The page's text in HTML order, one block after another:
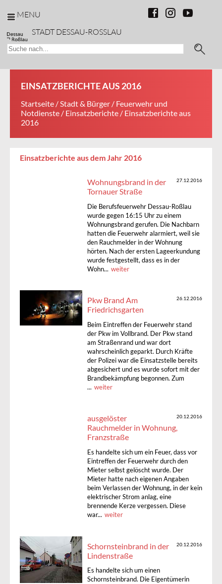
MENU
STADT DESSAU-ROSSLAU
EINSATZBERICHTE AUS 2016
Startseite /Stadt & Bürger / Feuerwehr und
Notdienste / Einsatzberichte / Einsatzberichte aus
2016
Einsatzberichte aus dem Jahr 2016
27.12.2016
Wohnungsbrand in der
Tornauer Straße
Die Berufsfeuerwehr Dessau-Roßlau
wurde gegen 16:15 Uhr zu einem
Wohnungsbrand gerufen. Die Nachbarn
hatten die Feuerwehr alarmiert, weil sie
den Rauchmelder in der Wohnung
hörten. Nach der ersten Lageerkundung
wurde festgestellt, dass es in der
Wohn... weiter
26.12.2016
Pkw Brand Am
Friedrichsgarten
Beim Eintreffen der Feuerwehr stand
der Pkw im Vollbrand. Der Pkw stand
am Straßenrand und war dort
wahrscheinlich geparkt. Durch Kräfte
der Polizei war die Einsatzstelle bereits
abgesichert und es wurde sofort mit der
Brandbekämpfung begonnen. Zum
... weiter
20.12.2016
ausgelöster
Rauchmelder in Wohnung,
Franzstraße
Es handelte sich um ein Feuer, dass vor
Eintreffen der Feuerwehr durch den
Mieter selbst gelöscht wurde. Der
Mieter hatte nach eigenen Angaben
beim Verlassen der Wohnung, in der kein
elektrischer Strom anlag, eine
brennende Kerze vergessen. Diese
war... weiter
20.12.2016
Schornsteinbrand in der
Lindenstraße
Es handelte sich um einen
Schornsteinbrand. Die Eigentümerin